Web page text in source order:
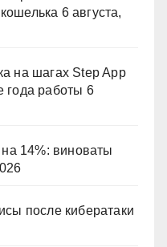
6 августа,
на шагах Step App
года работы 6
14%: виноваты
после кибератаки